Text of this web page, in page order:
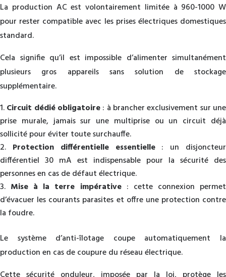
La production AC est volontairement limitée à 960-1000 W
pour rester compatible avec les prises électriques domestiques
standard.
Cela signifie qu’il est impossible d’alimenter simultanément
plusieurs gros appareils sans solution de stockage
supplémentaire.
Circuit dédié obligatoire: à brancher exclusivement sur une
prise murale, jamais sur une multiprise ou un circuit déjà
sollicité pour éviter toute surchauffe.
Protection différentielle essentielle: un disjoncteur
différentiel 30 mA est indispensable pour la sécurité des
personnes en cas de défaut électrique.
Mise à la terre impérative: cette connexion permet
d’évacuer les courants parasites et offre une protection contre
la foudre.
Le système d’anti-îlotage coupe automatiquement la
production en cas de coupure du réseau électrique.